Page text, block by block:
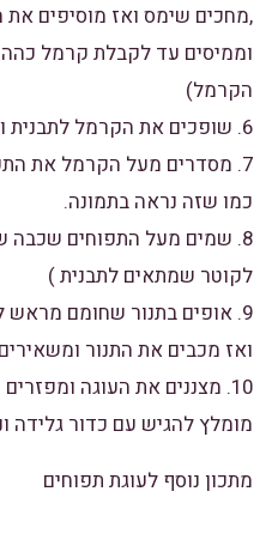
,מחכים שימס ואז מוסיפים
וממיסים עד לקבלת קרמל
הקרמל)
6. שופכים את הקרמל לתבנית ונותנים לו להתקרר מעט.
7. מסדרים מעל הקרמל את
כמו שזה נראה בתמונה.
8. שמים מעל התפוחים שכבה
לקוטר שמתאים לתבנית )
ואז מכבים את התנור ומשאירים את
10. מצננים את העוגה
מומלץ להגיש עם כדור גלידה
מתכון נוסף לעוגת תפוחים